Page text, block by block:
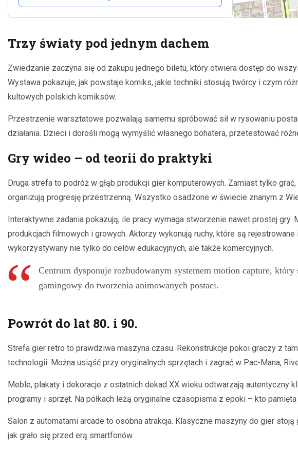
Trzy światy pod jednym dachem
Zwiedzanie zaczyna się od zakupu jednego biletu, który otwiera dostęp do
Wystawa pokazuje, jak powstaje komiks, jakie techniki stosują twórcy i czym
kultowych polskich komiksów.
Przestrzenie warsztatowe pozwalają samemu spróbować sił w rysowaniu
działania. Dzieci i dorośli mogą wymyślić własnego bohatera, przetestować
Gry wideo – od teorii do praktyki
Druga strefa to podróż w głąb produkcji gier komputerowych. Zamiast tylko
organizują progresję przestrzenną. Wszystko osadzone w świecie znanym z
Interaktywne zadania pokazują, ile pracy wymaga stworzenie nawet prostej
produkcjach filmowych i growych. Aktorzy wykonują ruchy, które są
wykorzystywany nie tylko do celów edukacyjnych, ale także komercyjnych.
Centrum dysponuje rozbudowanym systemem motion capture,
gamingowy do tworzenia animowanych postaci.
Powrót do lat 80. i 90.
Strefa gier retro to prawdziwa maszyna czasu. Rekonstrukcje pokoi graczy z
technologii. Można usiąść przy oryginalnych sprzętach i zagrać w Pac-Mana,
Meble, plakaty i dekoracje z ostatnich dekad XX wieku odtwarzają autentyczny
programy i sprzęt. Na półkach leżą oryginalne czasopisma z epoki – kto
Salon z automatami arcade to osobna atrakcja. Klasyczne maszyny do gier
jak grało się przed erą smartfonów.